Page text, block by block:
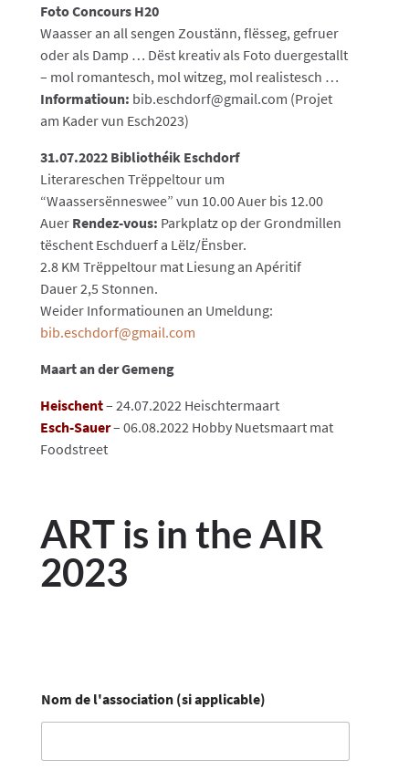
Foto Concours H20
Waasser an all sengen Zoustänn, flësseg, gefruer
oder als Damp … Dëst kreativ als Foto duergestallt
– mol romantesch, mol witzeg, mol realistesch …
Informatioun: bib.eschdorf@gmail.com (Projet
am Kader vun Esch2023)
31.07.2022 Bibliothéik Eschdorf
Literareschen Trëppeltour um
“Waassersënneswee” vun 10.00 Auer bis 12.00
Auer Rendez-vous: Parkplatz op der Grondmillen
tëschent Eschduerf a Lëlz/Ënsber.
2.8 KM Trëppeltour mat Liesung an Apéritif
Dauer 2,5 Stonnen.
Weider Informatiounen an Umeldung:
bib.eschdorf@gmail.com
Maart an der Gemeng
Heischent– 24.07.2022 Heischtermaart
Esch-Sauer– 06.08.2022 Hobby Nuetsmaart mat
Foodstreet
ART is in the AIR
2023
Nom de l'association (si applicable)